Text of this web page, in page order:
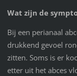
Wat zijn de
Bij een perianaal
drukkend gevoel
zitten. Soms is er
etter uit het abces